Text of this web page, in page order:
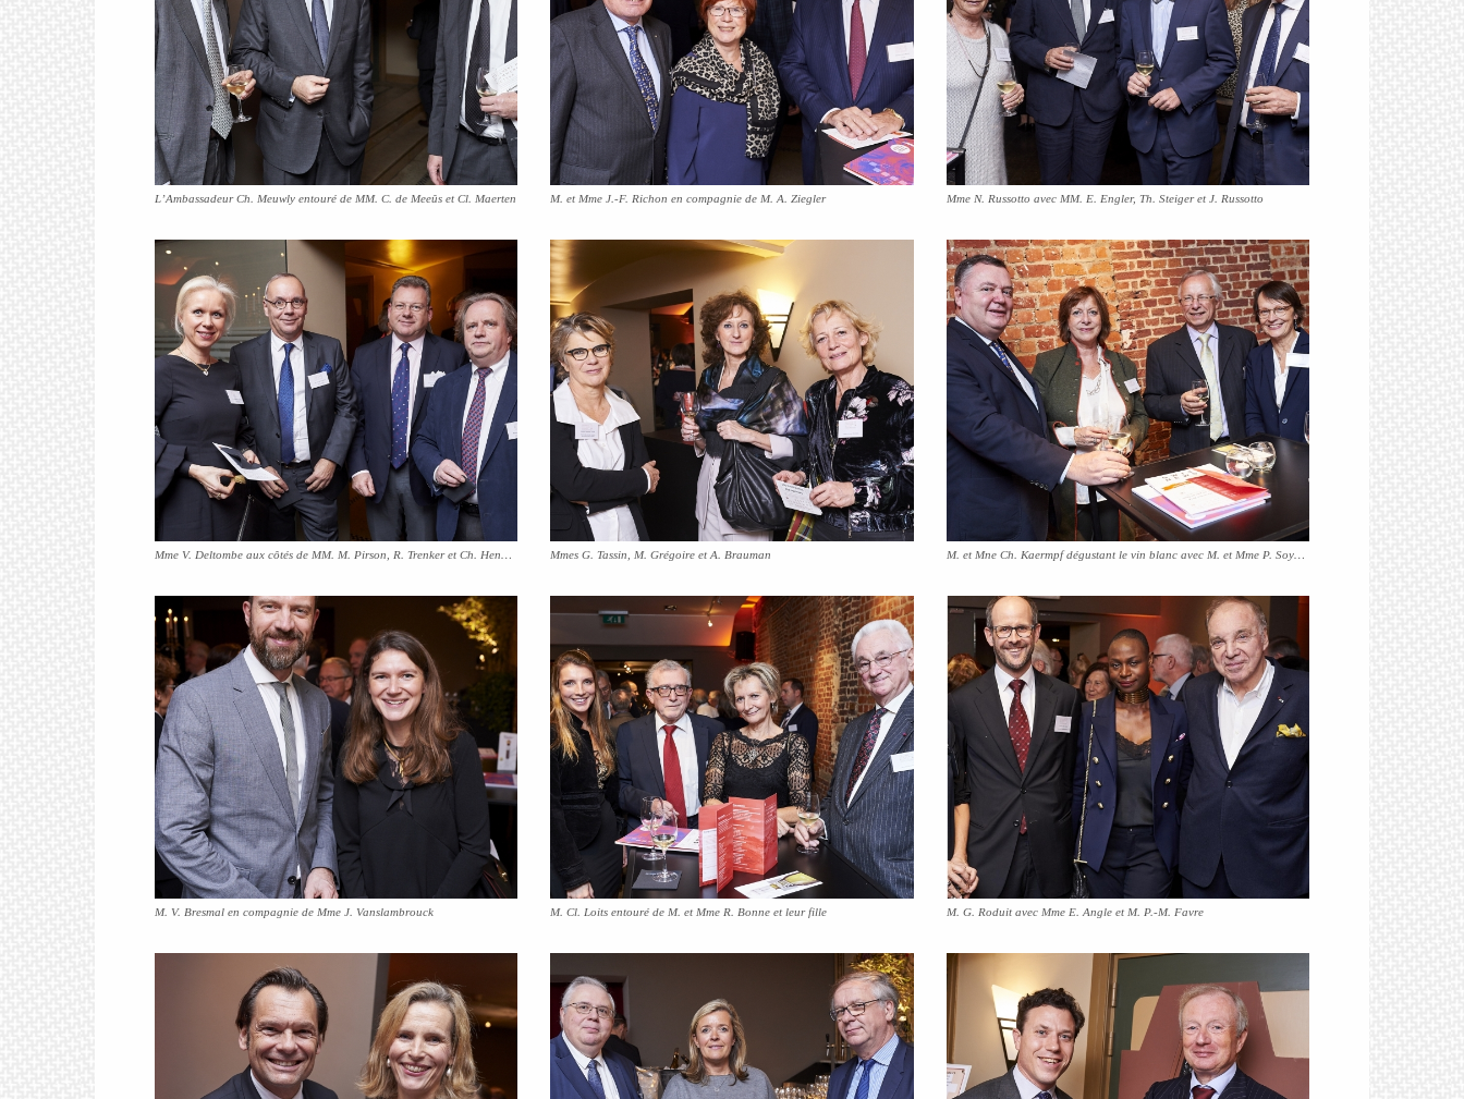
L’Ambassadeur Ch. Meuwly entouré de MM. C. de Meeûs et Cl. Maerten M. et Mme J.-F. Richon en compagnie de M. A. Ziegler Mme N. Russotto avec MM. E. Engler, Th. Steiger et J. Russotto
Mme V. Deltombe aux côtés de MM. M. Pirson, R. Trenker et Ch. Hendboeg Mmes G. Tassin, M. Grégoire et A. Brauman M. et Mne Ch. Kaermpf dégustant le vin blanc avec M. et Mme P. Soyeur
M. V. Bresmal en compagnie de Mme J. Vanslambrouck M. Cl. Loits entouré de M. et Mme R. Bonne et leur fille M. G. Roduit avec Mme E. Angle et M. P.-M. Favre